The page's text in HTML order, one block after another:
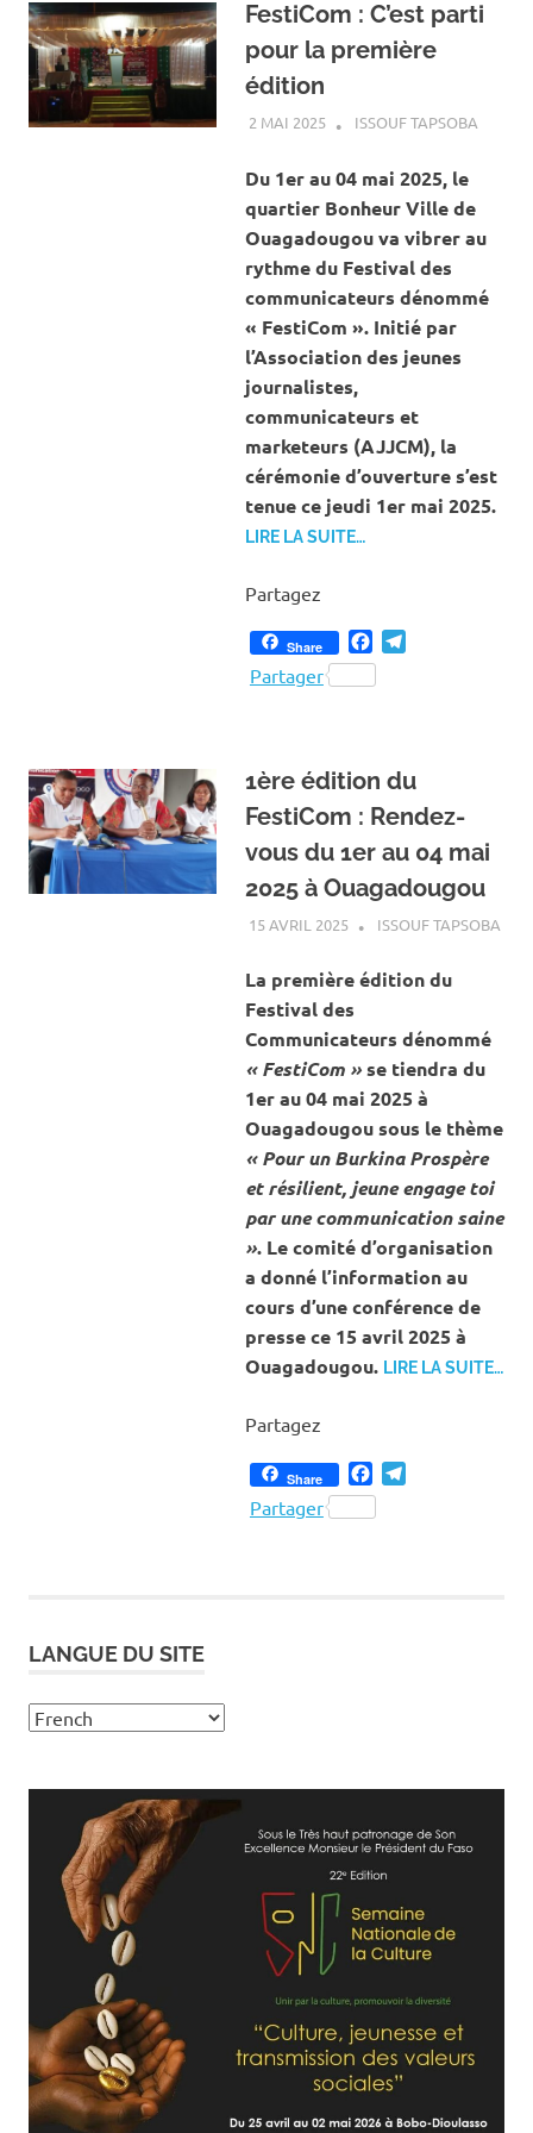
FestiCom : C’est parti
pour la première
édition
2 MAI 2025 ISSOUF TAPSOBAA LA
Du 1er au 04 mai 2025, le
quartier Bonheur Ville de
Ouagadougou va vibrer au
rythme du Festival des
communicateurs dénommé
« FestiCom ». Initié par
l’Association des jeunes
journalistes,
communicateurs et
marketeurs (AJJCM), la
cérémonie d’ouverture s’est
tenue ce jeudi 1er mai 2025.
LIRE LA SUITE…
Partagez
Share Facebook
Partager
1ère édition du
FestiCom : Rendez-
vous du 1er au 04 mai
2025 à Ouagadougou
15 AVRIL 2025 ISSOUF TAPSOBA
La première édition du
Festival des
Communicateurs dénommé
« FestiCom »se tiendra du
1er au 04 mai 2025 à
Ouagadougou sous le thème
« Pour un Burkina Prospère
et résilient, jeune engage toi
par une communication saine
». Le comité d’organisation
a donné l’information au
cours d’une conférence de
presse ce 15 avril 2025 à
Ouagadougou. LIRE LA SUITE…
Partagez
Share Facebook
Partager
LANGUE DU SITE